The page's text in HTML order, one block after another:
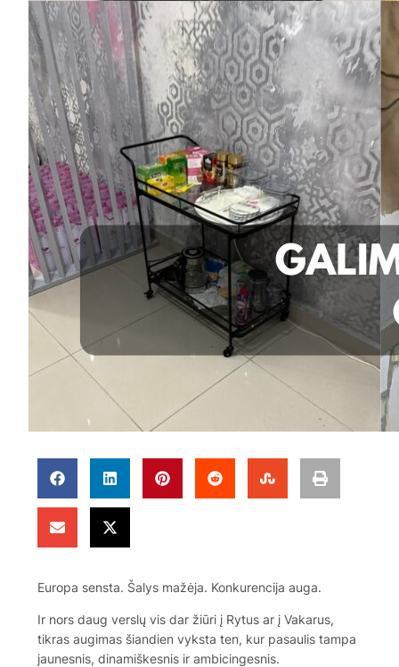
Europa sensta. Šalys mažėja. Konkurencija auga.
Ir nors daug verslų vis dar žiūri į Rytus ar į Vakarus,
tikras augimas šiandien vyksta ten, kur pasaulis tampa
jaunesnis, dinamiškesnis ir ambicingesnis.